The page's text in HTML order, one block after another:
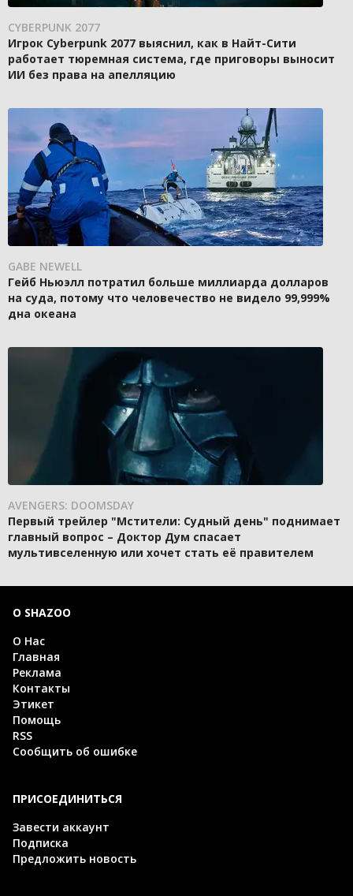
CYBERPUNK 2077
Игрок Cyberpunk 2077 выяснил, как в Найт-Сити
работает тюремная система, где приговоры выносит
ИИ без права на апелляцию
GABE NEWELL
Гейб Ньюэлл потратил больше миллиарда долларов
на суда, потому что человечество не видело 99,999%
дна океана
AVENGERS: DOOMSDAY
Первый трейлер "Мстители: Судный день" поднимает
главный вопрос – Доктор Дум спасает
мультивселенную или хочет стать её правителем
О SHAZOO
О Нас
Главная
Реклама
Контакты
Этикет
Помощь
RSS
Сообщить об ошибке
ПРИСОЕДИНИТЬСЯ
Завести аккаунт
Подписка
Предложить новость